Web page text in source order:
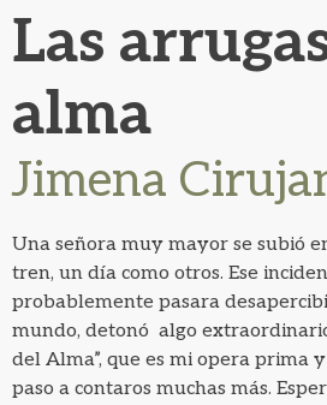
Las
alma
Jimena
Una señora muy mayor se subió
tren, un día como otros. Ese
probablemente pasara
mundo, detonó algo
del Alma”, que es mi opera prima
paso a contaros muchas más.